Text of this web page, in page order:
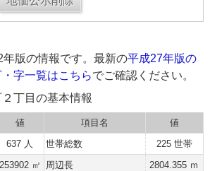
版の情報です。最新の平成27年版の
字一覧はこちらでご確認ください。
丁目の基本情報
値 項目名
値
637 人 世帯総数
225 世帯
253902 ㎡ 周辺長
2804.355 ｍ